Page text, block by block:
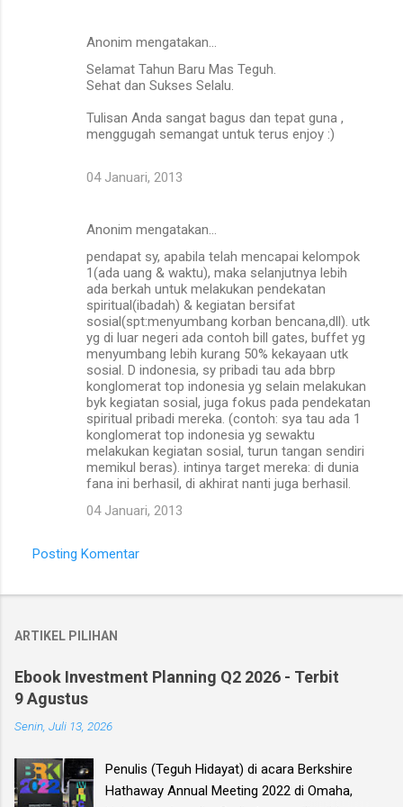
Anonim mengatakan…
Selamat Tahun Baru Mas Teguh.
Sehat dan Sukses Selalu.
Tulisan Anda sangat bagus dan tepat guna ,
menggugah semangat untuk terus enjoy :)
04 Januari, 2013
Anonim mengatakan…
pendapat sy, apabila telah mencapai kelompok
1(ada uang & waktu), maka selanjutnya lebih
ada berkah untuk melakukan pendekatan
spiritual(ibadah) & kegiatan bersifat
sosial(spt:menyumbang korban bencana,dll). utk
yg di luar negeri ada contoh bill gates, buffet yg
menyumbang lebih kurang 50% kekayaan utk
sosial. D indonesia, sy pribadi tau ada bbrp
konglomerat top indonesia yg selain melakukan
byk kegiatan sosial, juga fokus pada pendekatan
spiritual pribadi mereka. (contoh: sya tau ada 1
konglomerat top indonesia yg sewaktu
melakukan kegiatan sosial, turun tangan sendiri
memikul beras). intinya target mereka: di dunia
fana ini berhasil, di akhirat nanti juga berhasil.
04 Januari, 2013
Posting Komentar
ARTIKEL PILIHAN
Ebook Investment Planning Q2 2026 - Terbit
9 Agustus
Senin, Juli 13, 2026
Penulis (Teguh Hidayat) di acara Berkshire
Hathaway Annual Meeting 2022 di Omaha,